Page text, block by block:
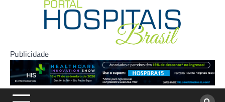
Publicidade